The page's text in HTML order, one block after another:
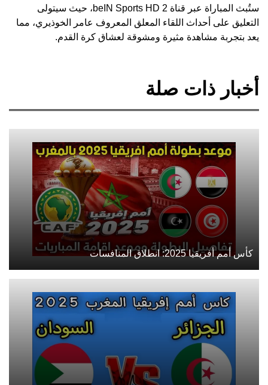
ستُبث المباراة عبر قناة beIN Sports HD 2، حيث سيتولى
التعليق على أحداث اللقاء المعلق المعروف عامر الخوذيري، مما
يعد بتجربة مشاهدة مثيرة ومشوقة لعشاق كرة القدم.
أخبار ذات صلة
كأس أمم أفريقيا 2025: انطلاق المنافسات